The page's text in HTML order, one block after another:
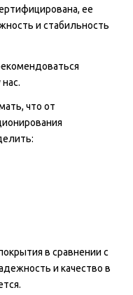
ее
и стабильность
что от
в сравнении с
и качество в